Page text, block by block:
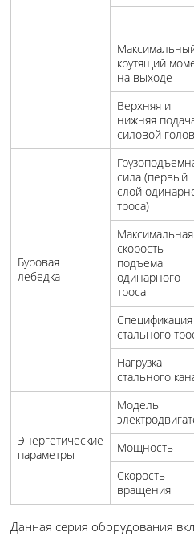
крутящий
на выходе
Верхняя и
нижняя
силовой
Буровая
лебедка
сила (первый
слой
троса)
Максимальная
скорость
подъема
одинарного
троса
Спецификация
стального
Нагрузка
стального
Энергетические
параметры
Модель
Мощность
Скорость
вращения
Данная серия оборудования